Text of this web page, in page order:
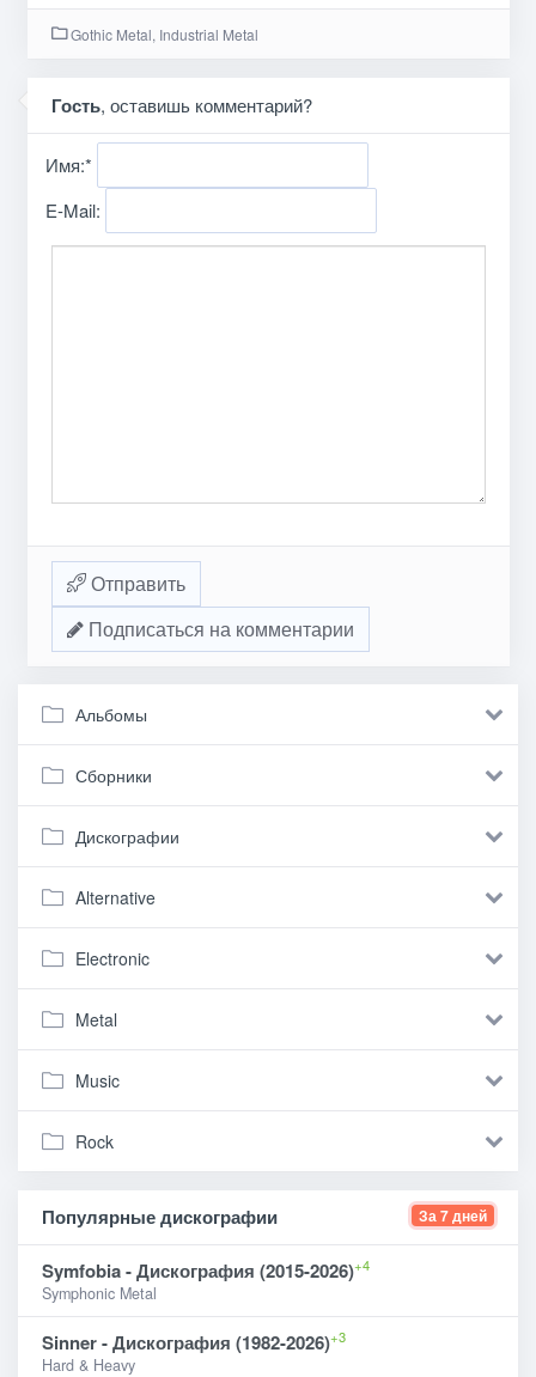
Gothic Metal, Industrial Metal
Гость, оставишь комментарий?
Имя:*
E-Mail:
Отправить
Подписаться на комментарии
Альбомы
Сборники
Дискографии
Alternative
Electronic
Metal
Music
Rock
Популярные дискографии За 7 дней
Symfobia - Дискография (2015-2026)+4
Symphonic Metal
Sinner - Дискография (1982-2026)+3
Hard & Heavy